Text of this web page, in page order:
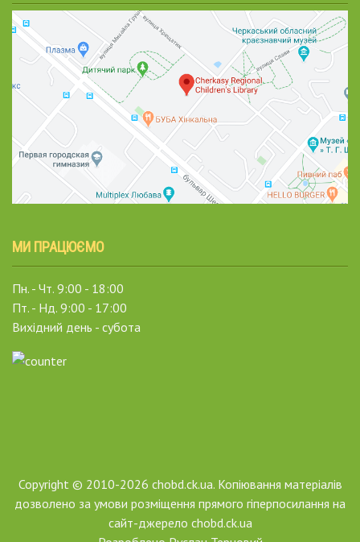
МИ ПРАЦЮЄМО
Пн. - Чт. 9:00 - 18:00
Пт. - Нд. 9:00 - 17:00
Вихідний день - субота
Copyright © 2010-2026 chobd.ck.ua. Копіювання матеріалів
дозволено за умови розміщення прямого гіперпосилання на
сайт-джерело chobd.ck.ua